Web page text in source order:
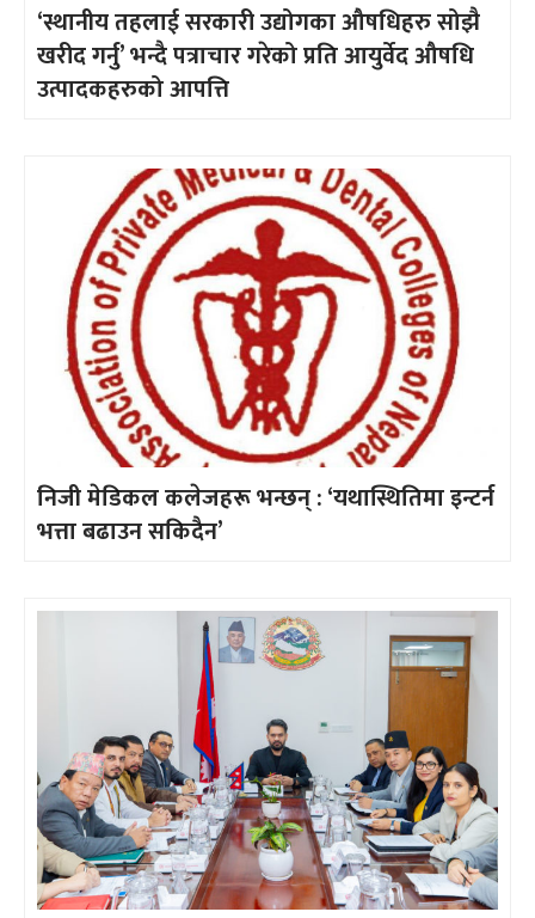
‘स्थानीय तहलाई सरकारी उद्योगका औषधिहरु सोझै
खरीद गर्नु’ भन्दै पत्राचार गरेको प्रति आयुर्वेद औषधि
उत्पादकहरुको आपत्ति
निजी मेडिकल कलेजहरू भन्छन् : ‘यथास्थितिमा इन्टर्न
भत्ता बढाउन सकिदैन’